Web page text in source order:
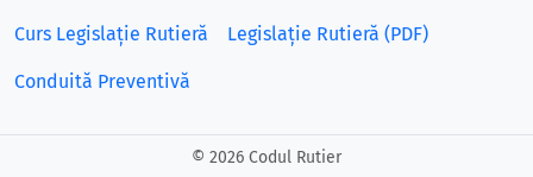
Curs Legislație Rutieră Legislație Rutieră (PDF)
Conduită Preventivă
© 2026 Codul Rutier